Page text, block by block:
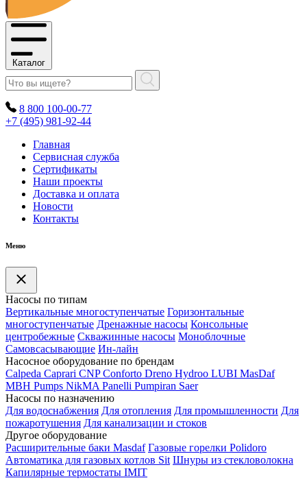
Каталог
8 800 100-00-77
+7 (495) 981-92-44
Главная
Сервисная служба
Сертификаты
Наши проекты
Доставка и оплата
Новости
Контакты
Меню
Насосы по типам
Вертикальные многоступенчатые Горизонтальные
многоступенчатые Дренажные насосы Консольные
центробежные Скважинные насосы Моноблочные
Самовсасывающие Ин-лайн
Насосное оборудование по брендам
Calpeda Caprari CNP Conforto Dreno Hydroo LUBI MasDaf
MBH Pumps NikMA Panelli Pumpiran Saer
Насосы по назначению
Для водоснабжения Для отопления Для промышленности Для
пожаротушения Для канализации и стоков
Другое оборудование
Расширительные баки Masdaf Газовые горелки Polidoro
Автоматика для газовых котлов Sit Шнуры из стекловолокна
Капилярные термостаты IMIT